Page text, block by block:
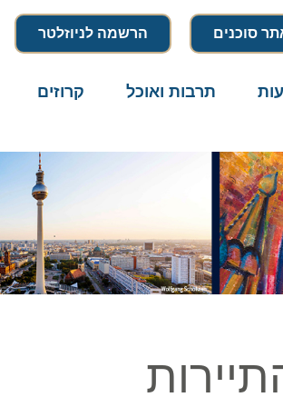
הרשמה לניוזלטר
תרבות ואוכל קרוזים